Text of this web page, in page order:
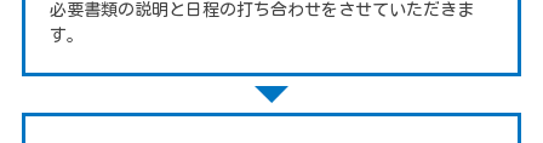
必要書類の説明と日程の打ち合わせをさせていただきま
す。